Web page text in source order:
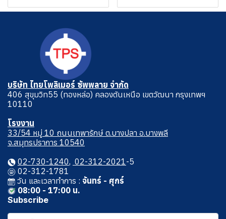
บริษัท ไทยโพลิเมอร์ ซัพพลาย จำกัด
406 สุขุมวิท55 (ทองหล่อ) คลองตันเหนือ เขตวัฒนา กรุงเทพฯ
10110
โรงงาน
33/54 หมู่ 10 ถนนเทพารักษ์ ต.บางปลา อ.บางพลี
จ.สมุทรปราการ 10540
02-730-1240, 02-312-2021-5
02-312-1781
วัน และเวลาทําการ :จันทร์ - ศุกร์
08:00 - 17:00 น.
Subscribe